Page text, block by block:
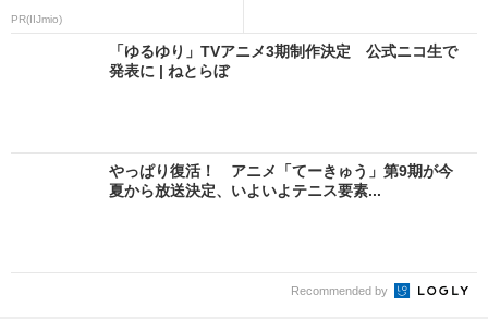
PR(IIJmio)
「ゆるゆり」TVアニメ3期制作決定 公式ニコ生で
発表に | ねとらぼ
やっぱり復活！ アニメ「てーきゅう」第9期が今
夏から放送決定、いよいよテニス要素...
Recommended by